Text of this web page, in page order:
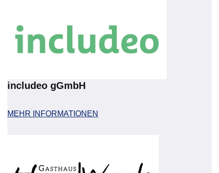
includeo gGmbH
MEHR INFORMATIONEN